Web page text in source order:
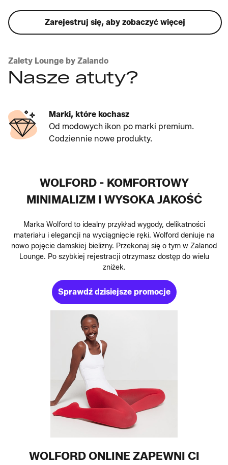
Zarejestruj się, aby zobaczyć więcej
Zalety Lounge by Zalando
Nasze atuty?
Marki, które kochasz
Od modowych ikon po marki premium.
Codziennie nowe produkty.
WOLFORD - KOMFORTOWY
MINIMALIZM I WYSOKA JAKOŚĆ
Marka Wolford to idealny przykład wygody, delikatności
materiału i elegancji na wyciągnięcie ręki. Wolford deniuje na
nowo pojęcie damskiej bielizny. Przekonaj się o tym w Zalanod
Lounge. Po szybkiej rejestracji otrzymasz dostęp do wielu
zniżek.
Sprawdź dzisiejsze promocje
WOLFORD ONLINE ZAPEWNI CI